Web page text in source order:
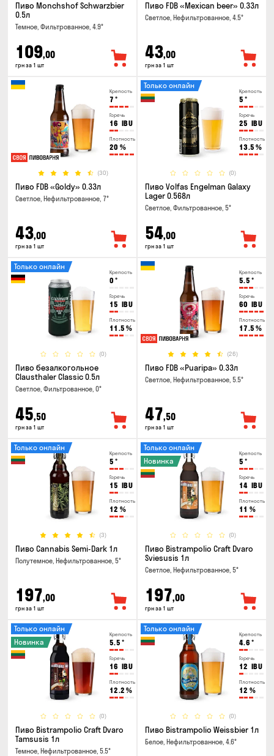
Пиво Monchshof Schwarzbier
0.5л
Темное, Фильтрованное, 4.9°
109,00
грн за 1 шт
Пиво FDB «Mexican beer» 0.33л
Светлое, Нефильтрованное, 4.5°
43,00
грн за 1 шт
Крепость
7 °
Горечь
16 IBU
Плотность
20 %
(30)
Пиво FDB «Goldy» 0.33л
Светлое, Нефильтрованное, 7°
43,00
грн за 1 шт
Крепость
5 °
Горечь
25 IBU
Плотность
13.5 %
(0)
Только онлайн
Пиво Volfas Engelman Galaxy
Lager 0.568л
Светлое, Фильтрованное, 5°
54,00
грн за 1 шт
Крепость
0 °
Горечь
15 IBU
Плотность
11.5 %
(0)
Только онлайн
Пиво безалкогольное
Clausthaler Classic 0.5л
Светлое, Фильтрованное, 0°
45,50
грн за 1 шт
Крепость
5.5 °
Горечь
60 IBU
Плотность
17.5 %
(26)
Пиво FDB «Puaripa» 0.33л
Светлое, Нефильтрованное, 5.5°
47,50
грн за 1 шт
Крепость
5 °
Горечь
15 IBU
Плотность
12 %
(3)
Только онлайн
Пиво Cannabis Semi-Dark 1л
Полутемное, Нефильтрованное, 5°
197,00
грн за 1 шт
Крепость
5 °
Горечь
14 IBU
Плотность
11 %
(0)
Только онлайн
Новинка
Пиво Bistrampolio Craft Dvaro
Sviesusis 1л
Светлое, Нефильтрованное, 5°
197,00
грн за 1 шт
Крепость
5.5 °
Горечь
16 IBU
Плотность
12.2 %
(0)
Только онлайн
Новинка
Пиво Bistrampolio Craft Dvaro
Tamsusis 1л
Темное, Нефильтрованное, 5.5°
Крепость
4.6 °
Горечь
12 IBU
Плотность
12 %
(0)
Только онлайн
Пиво Bistrampolio Weissbier 1л
Белое, Нефильтрованное, 4.6°